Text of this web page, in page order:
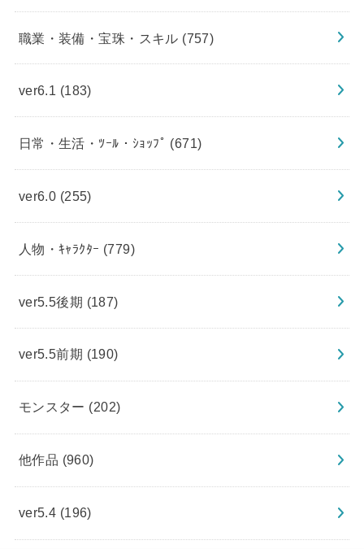
職業・装備・宝珠・スキル (757)
ver6.1 (183)
日常・生活・ﾂｰﾙ・ｼｮｯﾌﾟ (671)
ver6.0 (255)
人物・ｷｬﾗｸﾀｰ (779)
ver5.5後期 (187)
ver5.5前期 (190)
モンスター (202)
他作品 (960)
ver5.4 (196)